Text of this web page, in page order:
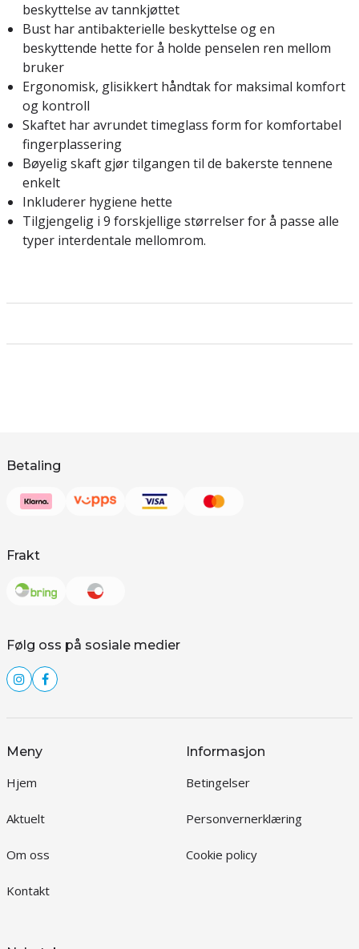
beskyttelse av tannkjøttet
Bust har antibakterielle beskyttelse og en
beskyttende hette for å holde penselen ren mellom
bruker
Ergonomisk, glisikkert håndtak for maksimal komfort
og kontroll
Skaftet har avrundet timeglass form for komfortabel
fingerplassering
Bøyelig skaft gjør tilgangen til de bakerste tennene
enkelt
Inkluderer hygiene hette
Tilgjengelig i 9 forskjellige størrelser for å passe alle
typer interdentale mellomrom.
Betaling
Frakt
Følg oss på sosiale medier
Meny
Hjem
Aktuelt
Om oss
Kontakt
Informasjon
Betingelser
Personvernerklæring
Cookie policy